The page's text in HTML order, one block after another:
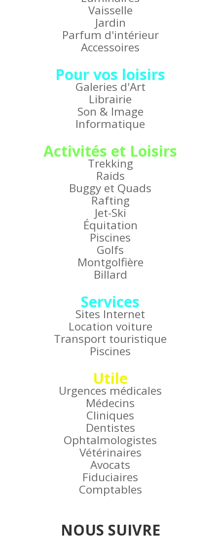
Vaisselle
Jardin
Parfum d'intérieur
Accessoires
Pour vos loisirs
Galeries d'Art
Librairie
Son & Image
Informatique
Activités et Loisirs
Trekking
Raids
Buggy et Quads
Rafting
Jet-Ski
Équitation
Piscines
Golfs
Montgolfière
Billard
Services
Sites Internet
Location voiture
Transport touristique
Piscines
Utile
Urgences médicales
Médecins
Cliniques
Dentistes
Ophtalmologistes
Vétérinaires
Avocats
Fiduciaires
Comptables
NOUS SUIVRE